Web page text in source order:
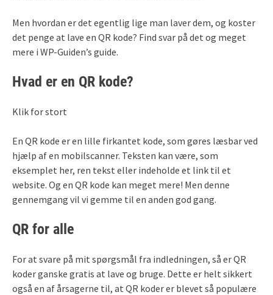
Men hvordan er det egentlig lige man laver dem, og koster
det penge at lave en QR kode? Find svar på det og meget
mere i WP-Guiden’s guide.
Hvad er en QR kode?
Klik for stort
En QR kode er en lille firkantet kode, som gøres læsbar ved
hjælp af en mobilscanner. Teksten kan være, som
eksemplet her, ren tekst eller indeholde et link til et
website. Og en QR kode kan meget mere! Men denne
gennemgang vil vi gemme til en anden god gang.
QR for alle
For at svare på mit spørgsmål fra indledningen, så er QR
koder ganske gratis at lave og bruge. Dette er helt sikkert
også en af årsagerne til, at QR koder er blevet så populære